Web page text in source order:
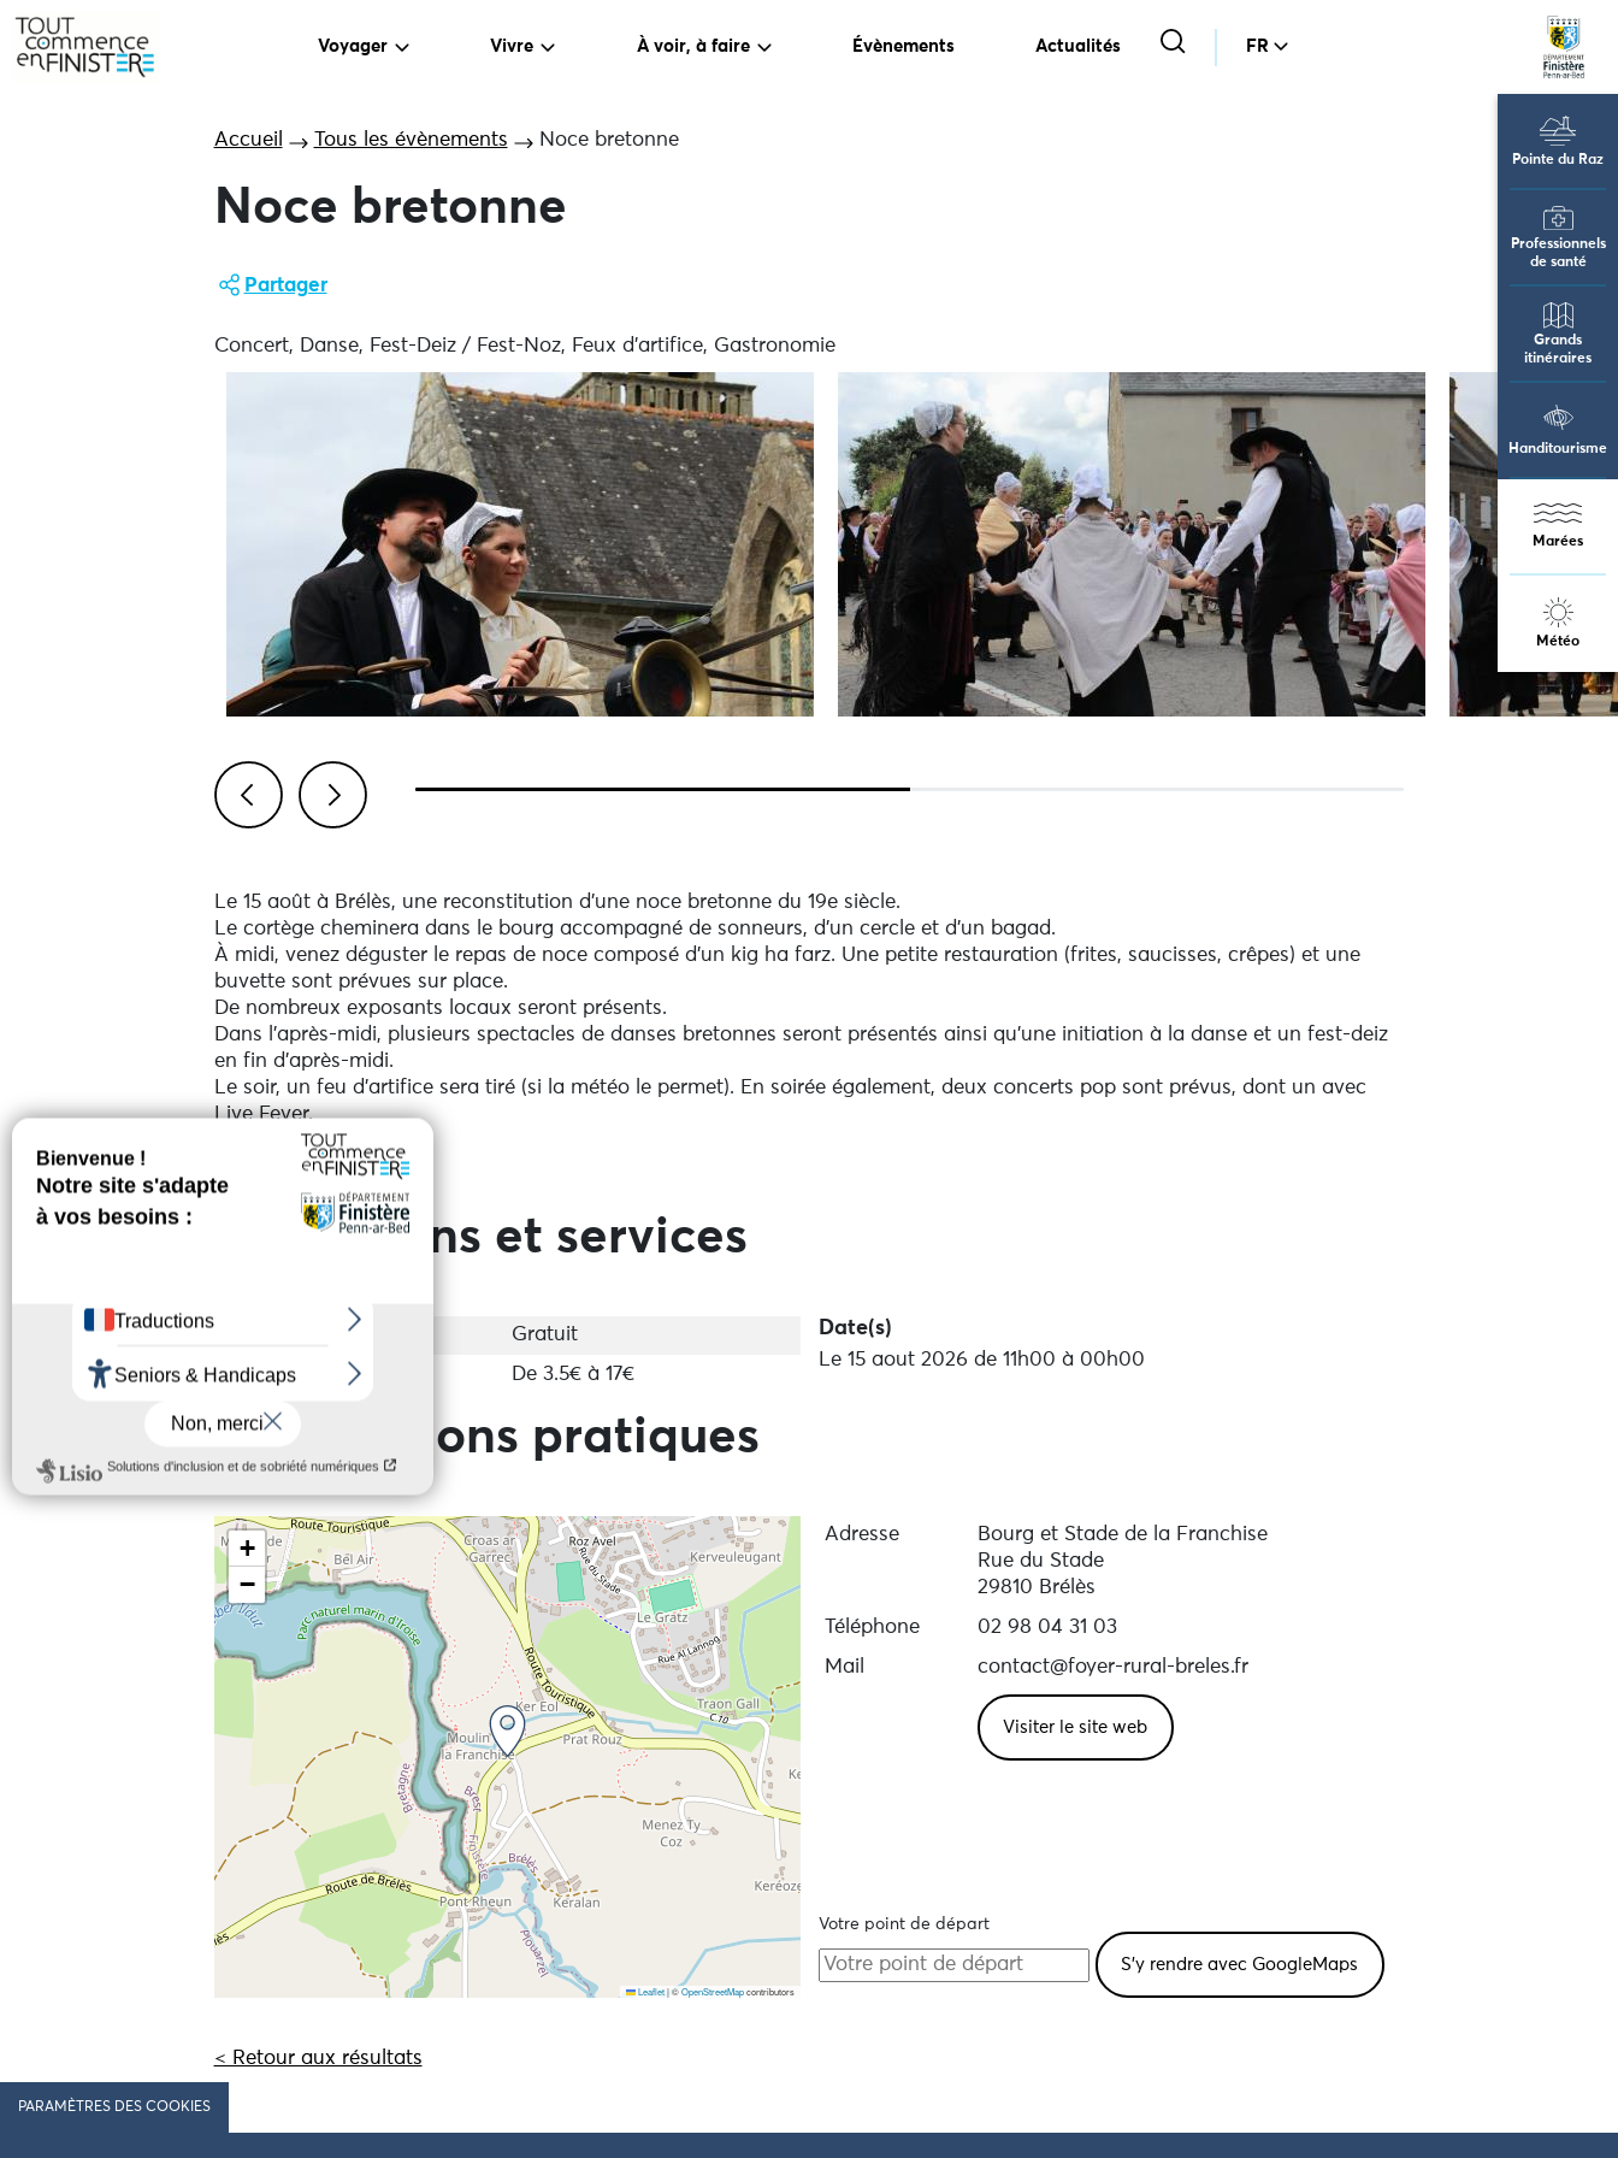
Voyager Vivre À voir, à faire Évènements Actualités FR
Pointe du Raz
Professionnels
de santé
Grands
itinéraires
Handitourisme
Marées
Météo
Accueil Tous les évènements Noce bretonne
Noce bretonne
Partager
Concert, Danse, Fest-Deiz / Fest-Noz, Feux d'artifice, Gastronomie
Le 15 août à Brélès, une reconstitution d'une noce bretonne du 19e siècle.
Le cortège cheminera dans le bourg accompagné de sonneurs, d'un cercle et d'un bagad.
À midi, venez déguster le repas de noce composé d'un kig ha farz. Une petite restauration (frites, saucisses, crêpes) et une
buvette sont prévues sur place.
De nombreux exposants locaux seront présents.
Dans l'après-midi, plusieurs spectacles de danses bretonnes seront présentés ainsi qu'une initiation à la danse et un fest-deiz
en fin d'après-midi.
Le soir, un feu d'artifice sera tiré (si la météo le permet). En soirée également, deux concerts pop sont prévus, dont un avec
Live Fever.
Prestations et services
Gratuit
Tarif de base
De 3.5€ à 17€
Date(s)
Le 15 aout 2026 de 11h00 à 00h00
Informations pratiques
+
−
Leaflet |©OpenStreetMapcontributors
Adresse
Bourg et Stade de la Franchise
Rue du Stade
29810 Brélès
Téléphone
02 98 04 31 03
Mail
contact@foyer-rural-breles.fr
Visiter le site web
Votre point de départ
< Retour aux résultats
PARAMÈTRES DES COOKIES